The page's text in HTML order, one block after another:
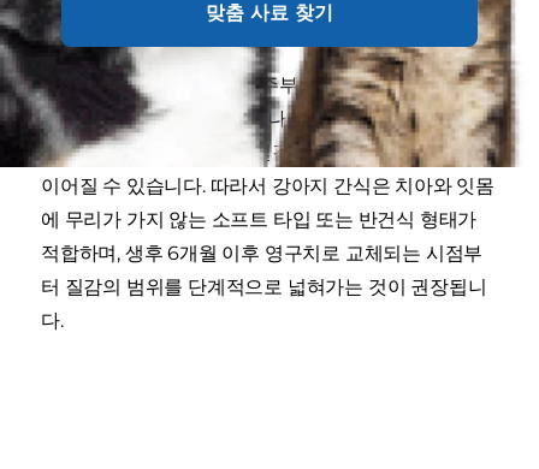
맞춤 사료 찾기
치아 발달과 간식 질감 선택
강아지의 유치는 생후 3~4주부터 돋기 시작해 생후 8
주 무렵에 완성됩니다. 그러나 유치는 영구치에 비해 작
고 무르기 때문에, 단단한 질감의 간식은 치아 손상으로
이어질 수 있습니다. 따라서 강아지 간식은 치아와 잇몸
에 무리가 가지 않는 소프트 타입 또는 반건식 형태가
적합하며, 생후 6개월 이후 영구치로 교체되는 시점부
터 질감의 범위를 단계적으로 넓혀가는 것이 권장됩니
다.